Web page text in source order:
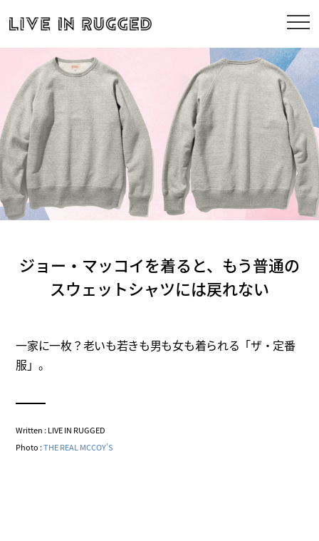
ジョー・マッコイを着ると、もう普通の
スウェットシャツには戻れない
一家に一枚？老いも若きも男も女も着られる「ザ・定番
服」。
Written : LIVE IN RUGGED
Photo :THE REAL MCCOY’S